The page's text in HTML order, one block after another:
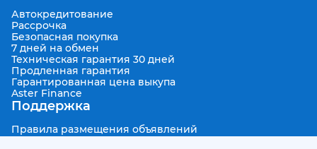
Автокредитование
Рассрочка
Безопасная покупка
7 дней на обмен
Техническая гарантия 30 дней
Продленная гарантия
Гарантированная цена выкупа
Aster Finance
Поддержка
Правила размещения объявлений